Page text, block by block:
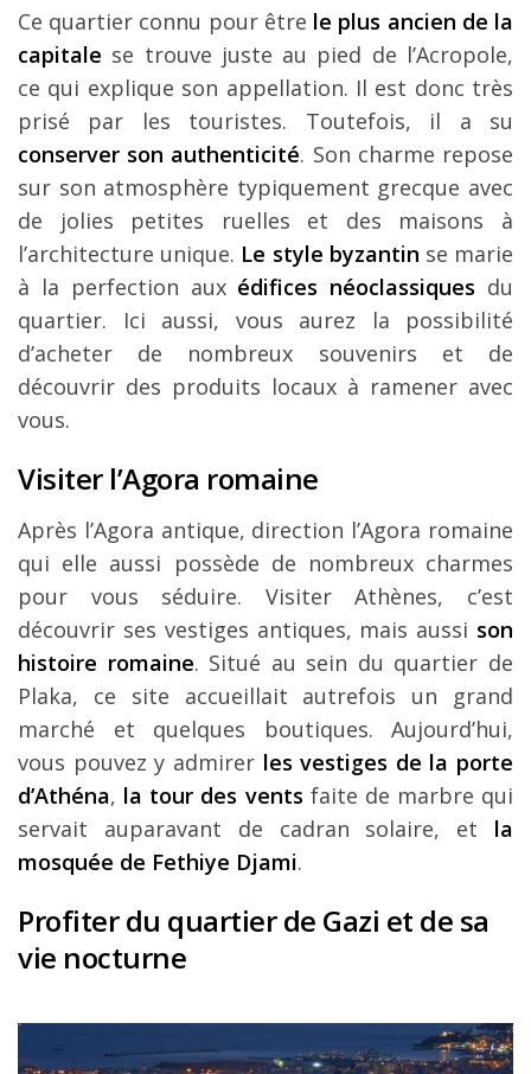
Ce quartier connu pour être le plus ancien de la
capitale se trouve juste au pied de l’Acropole,
ce qui explique son appellation. Il est donc très
prisé par les touristes. Toutefois, il a su
conserver son authenticité. Son charme repose
sur son atmosphère typiquement grecque avec
de jolies petites ruelles et des maisons à
l’architecture unique. Le style byzantin se marie
à la perfection aux édifices néoclassiques du
quartier. Ici aussi, vous aurez la possibilité
d’acheter de nombreux souvenirs et de
découvrir des produits locaux à ramener avec
vous.
Visiter l’Agora romaine
Après l’Agora antique, direction l’Agora romaine
qui elle aussi possède de nombreux charmes
pour vous séduire. Visiter Athènes, c’est
découvrir ses vestiges antiques, mais aussi son
histoire romaine. Situé au sein du quartier de
Plaka, ce site accueillait autrefois un grand
marché et quelques boutiques. Aujourd’hui,
vous pouvez y admirer les vestiges de la porte
d’Athéna, la tour des vents faite de marbre qui
servait auparavant de cadran solaire, et la
mosquée de Fethiye Djami.
Profiter du quartier de Gazi et de sa
vie nocturne